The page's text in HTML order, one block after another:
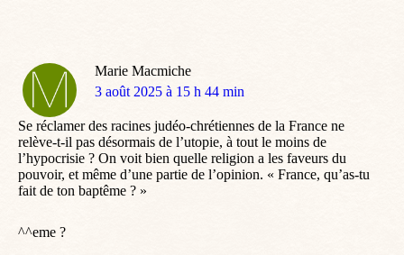
Marie Macmiche
dit
3 août 2025 à 15 h 44 min
Se réclamer des racines judéo-chrétiennes de la France ne
relève-t-il pas désormais de l’utopie, à tout le moins de
l’hypocrisie ? On voit bien quelle religion a les faveurs du
pouvoir, et même d’une partie de l’opinion. « France, qu’as-tu
fait de ton baptême ? »
^^eme ?